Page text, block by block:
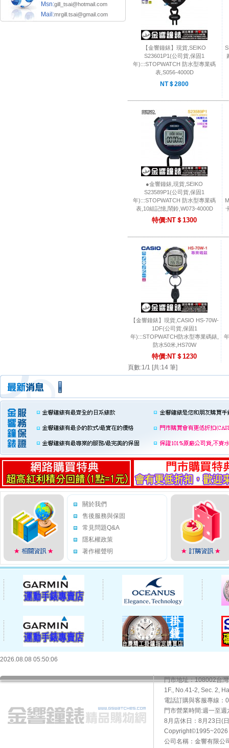
Msn:gill_tsai@hotmail.com
Mail:mrgill.tsai@gmail.com
【金響鐘錶】現貨,SEIKO
S23601P1(公司貨,保固1
年):::STOPWATCH 防水型專業碼
表,S056-4000D
NT＄2800
●金響鐘錶,現貨,SEIKO
S23589P1(公司貨,保固1
年):::STOPWATCH 防水型專業碼
表,10組記憶,鬧鈴,W073-4000D
特價:NT＄1300
【金響鐘錶】現貨,CASIO HS-70W-
1DF(公司貨,保固1
年):::STOPWATCH防水型專業碼錶,
防水50米,HS70W
特價:NT＄1230
頁數:1/1 [共:14 筆]
關於我們
售後服務與保固
常見問題Q&A
隱私權政策
著作權聲明
2026.08.08 05:50:06
門市地址：108002台
1F., No.41-2, Sec. 2,
電話訂購與客服專線
門市營業時間:週一至
8月店休日：8月23日(
Copyright©1995~2026
公司名稱：金響有限公